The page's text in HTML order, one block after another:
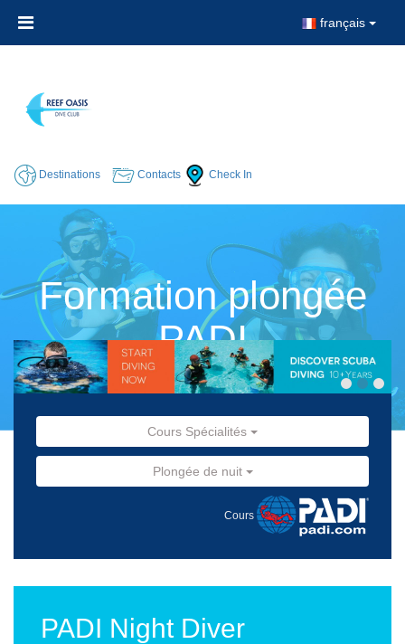
français
Destinations Contacts Check In
Formation plongée
PADI
Cours Spécialités
Plongée de nuit
Cours
PADI Night Diver